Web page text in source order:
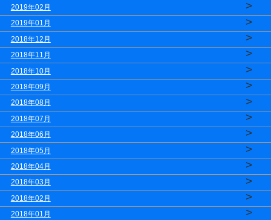
2019年02月 >
2019年01月 >
2018年12月 >
2018年11月 >
2018年10月 >
2018年09月 >
2018年08月 >
2018年07月 >
2018年06月 >
2018年05月 >
2018年04月 >
2018年03月 >
2018年02月 >
2018年01月 >